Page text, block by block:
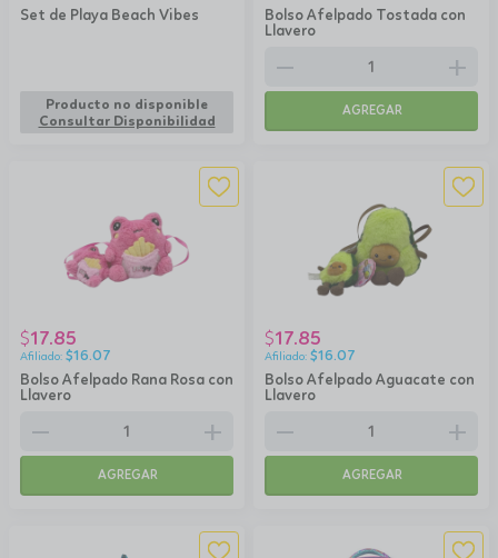
Set de Playa Beach Vibes
Producto no disponible
Consultar Disponibilidad
Bolso Afelpado Tostada con
Llavero
remove add
AGREGAR
Bolso Afelpado Rana Rosa con
Llavero
$17.85
$16.07
remove add
AGREGAR
Bolso Afelpado Aguacate con
Llavero
$17.85
$16.07
remove add
AGREGAR